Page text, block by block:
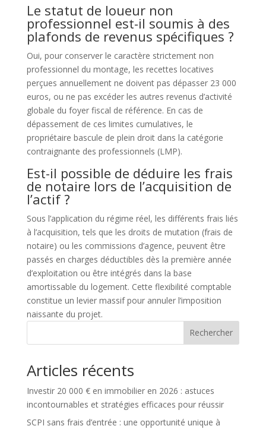
Le statut de loueur non
professionnel est-il soumis à des
plafonds de revenus spécifiques ?
Oui, pour conserver le caractère strictement non
professionnel du montage, les recettes locatives
perçues annuellement ne doivent pas dépasser 23 000
euros, ou ne pas excéder les autres revenus d’activité
globale du foyer fiscal de référence. En cas de
dépassement de ces limites cumulatives, le
propriétaire bascule de plein droit dans la catégorie
contraignante des professionnels (LMP).
Est-il possible de déduire les frais
de notaire lors de l’acquisition de
l’actif ?
Sous l’application du régime réel, les différents frais liés
à l’acquisition, tels que les droits de mutation (frais de
notaire) ou les commissions d’agence, peuvent être
passés en charges déductibles dès la première année
d’exploitation ou être intégrés dans la base
amortissable du logement. Cette flexibilité comptable
constitue un levier massif pour annuler l’imposition
naissante du projet.
Rechercher
Articles récents
Investir 20 000 € en immobilier en 2026 : astuces
incontournables et stratégies efficaces pour réussir
SCPI sans frais d’entrée : une opportunité unique à